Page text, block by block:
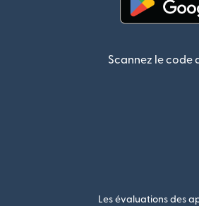
Scannez le
Les évaluations des